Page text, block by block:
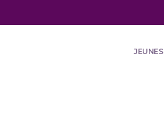
JEUNES